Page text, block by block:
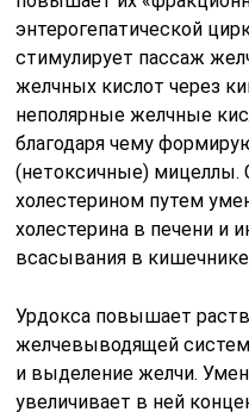
энтерогепатической
стимулирует пассаж
желчных кислот через
неполярные желчные
благодаря чему
(нетоксичные)
холестерином путем
холестерина в печени и
всасывания в
Урдокса повышает
желчевыводящей
и выделение желчи.
увеличивает в ней